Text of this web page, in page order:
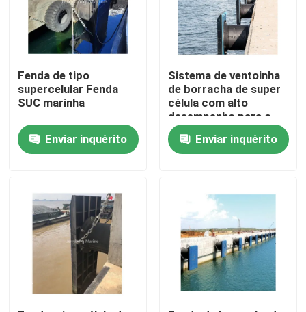
Excursão da fábrica
Controle da qualidade
Contacte-nos
Casos
Para-choque pneumático de Yokohama
Fenda de tipo
supercelular Fenda
SUC marinha
Enviar inquérito
Sistema de ventoinha
de borracha de super
célula com alto
desempenho para o
porto
Enviar inquérito